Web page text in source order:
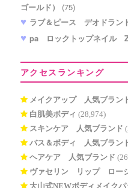
ゴールド）
(75)
ラブ＆ピース デオドラン
pa ロックトップネイル
アクセスランキング
メイクアップ 人気ブラン
白肌美ボディ (28,974)
スキンケア 人気ブランド
バス＆ボディ 人気ブラン
ヘアケア 人気ブランド
ヴァセリン リップ ロー
大山式NEWボディメイク